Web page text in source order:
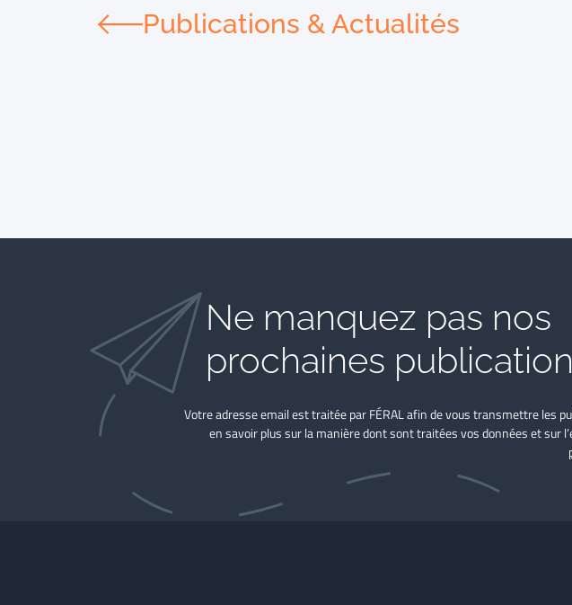
Publications & Actualités
Ne manquez pas nos
prochaines
Votre adresse email est traitée par FÉRAL afin de vous transmettre les
en savoir plus sur la manière dont sont traitées vos données et sur